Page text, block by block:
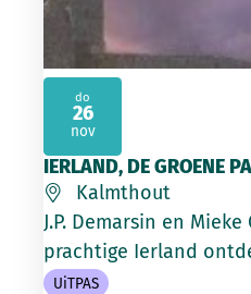
IERLAND, DE GROENE
Kalmthout
J.P. Demarsin en
prachtige Ierland
UiTPAS
do
26
nov
2026